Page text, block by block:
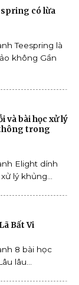
có lừa
Teespring là
không Gần
và bài học xử lý
trong
Elight dính
lý khủng...
Bất Vi
8 bài học
lâu...